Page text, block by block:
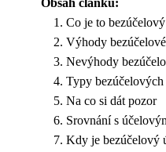
Obsah článku:
Co je to
Výhody
Nevýhody
Typy bezúčelových
Na co si dát pozor
Srovnání s
Kdy je bezúčelový